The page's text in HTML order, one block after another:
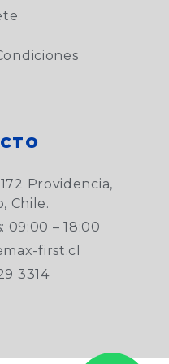
Providencia,
Chile.
09:00 – 18:00
first.cl
3314